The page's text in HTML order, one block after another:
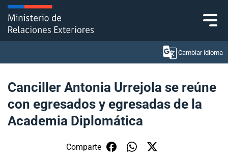
Click acá para ir directamente al contenido
Cambiar idioma
Ministerio
Política Exterior
Embajadas y consulados
Canciller Antonia Urrejola se reúne
con egresados y egresadas de la
Academia Diplomática
Comparte